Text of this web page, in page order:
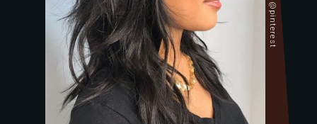
@pinterest